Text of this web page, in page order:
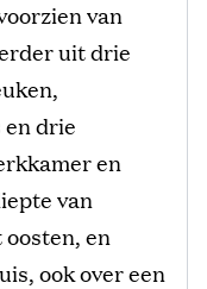
van
uit drie
drie
en
van
en
ook over een